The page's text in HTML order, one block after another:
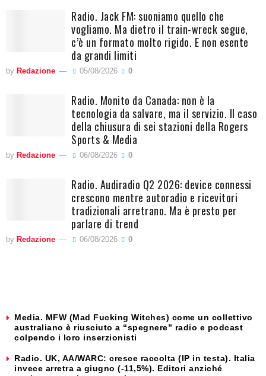
Radio. Jack FM: suoniamo quello che
vogliamo. Ma dietro il train-wreck segue,
c’è un formato molto rigido. E non esente
da grandi limiti
by Redazione 05/08/2026 0
Radio. Monito da Canada: non è la
tecnologia da salvare, ma il servizio. Il caso
della chiusura di sei stazioni della Rogers
Sports & Media
by Redazione 06/08/2026 0
Radio. Audiradio Q2 2026: device connessi
crescono mentre autoradio e ricevitori
tradizionali arretrano. Ma è presto per
parlare di trend
by Redazione 06/08/2026 0
Media. MFW (Mad Fucking Witches) come un collettivo
australiano è riusciuto a “spegnere” radio e podcast
colpendo i loro inserzionisti
Radio. UK, AA/WARC: cresce raccolta (IP in testa). Italia
invece arretra a giugno (-11,5%). Editori anziché